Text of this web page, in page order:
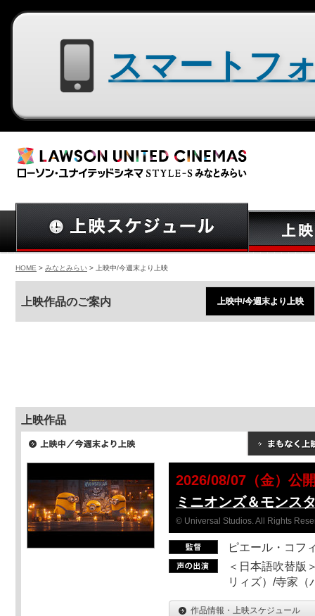
HOME > みなとみらい > 上映中/今週末より上映
上映作品のご案内 上映中/今週末より上映
上映作品
2026/08/07（金）公
ミニオンズ＆モンス
© Universal Studios. All Rights
ピエール・コフ
＜日本語吹替版
リィズ）/寺家（
作品情報・上映スケジュール